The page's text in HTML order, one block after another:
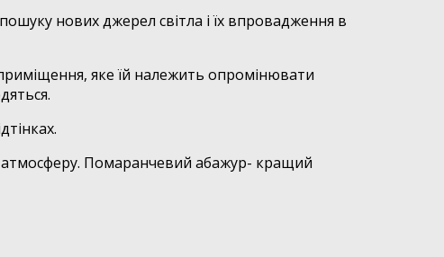
пошуку нових джерел світла і їх впровадження в
яке їй належить опромінювати
атмосферу. Помаранчевий абажур- кращий